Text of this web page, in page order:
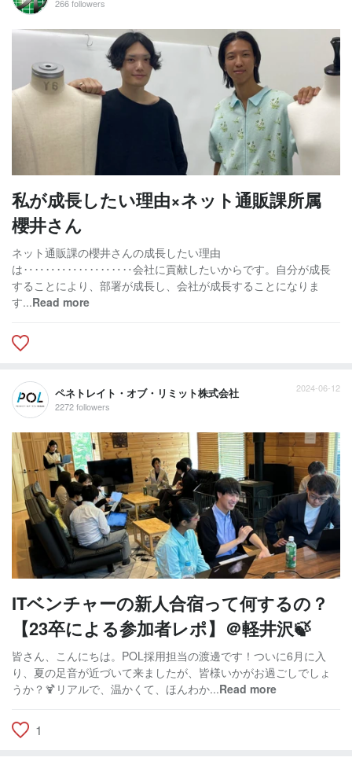
266 followers
私が成長したい理由×ネット通販課所属
櫻井さん
ネット通販課の櫻井さんの成長したい理由
は‥‥‥‥‥‥‥‥‥‥会社に貢献したいからです。自分が成長
することにより、部署が成長し、会社が成長することになりま
す...Read more
ペネトレイト・オブ・リミット株式会社
2272 followers
2024-06-12
ITベンチャーの新人合宿って何するの？
【23卒による参加者レポ】＠軽井沢🍃
皆さん、こんにちは。POL採用担当の渡邊です！ついに6月に入
り、夏の足音が近づいて来ましたが、皆様いかがお過ごしでしょ
うか？🍹リアルで、温かくて、ほんわか...Read more
1